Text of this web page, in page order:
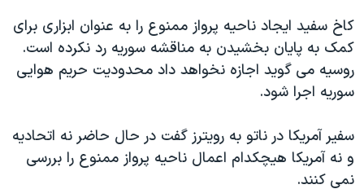
صفحه‌های ویژه
سفر پرزیدنت ترامپ به چین
کاخ سفید ایجاد ناحیه پرواز ممنوع را به عنوان ابزاری برای
کمک به پایان بخشیدن به مناقشه سوریه رد نکرده است.
روسیه می گوید اجازه نخواهد داد محدودیت حریم هوایی
سوریه اجرا شود.
سفیر آمریکا در ناتو به رویترز گفت در حال حاضر نه اتحادیه
و نه آمریکا هیچکدام اعمال ناحیه پرواز ممنوع را بررسی
نمی کنند.